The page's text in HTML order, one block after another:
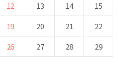
12 13 14
15
19 20 21
22
26 27 28
29